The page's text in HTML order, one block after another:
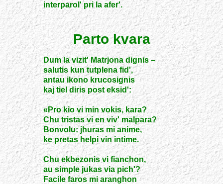
interparol' pri la afer'.
Parto kvara
Dum la vizit' Matrjona dignis –
salutis kun tutplena fid',
antau ikono krucosignis
kaj tiel diris post eksid':
«Pro kio vi min vokis, kara?
Chu tristas vi en viv' malpara?
Bonvolu: jhuras mi anime,
ke pretas helpi vin intime.
Chu ekbezonis vi fianchon,
au simple jukas via pich'?
Facile faros mi aranghon